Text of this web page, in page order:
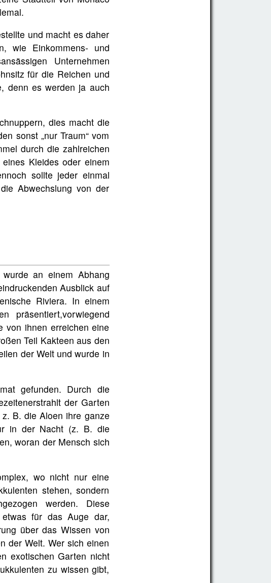
und macht es daher
wie Einkommens- und
Unternehmen
für die Reichen und
denn es werden ja auch
dies macht die
sonst „nur Traum“ vom
durch die zahlreichen
Kleides oder einem
sollte jeder einmal
Abwechslung von der
an einem Abhang
Ausblick auf
Riviera. In einem
präsentiert,vorwiegend
von ihnen erreichen eine
Teil Kakteen aus den
der Welt und wurde in
gefunden. Durch die
der Garten
B. die Aloen ihre ganze
in der Nacht (z. B. die
woran der Mensch sich
wo nicht nur eine
stehen, sondern
werden. Diese
für das Auge dar,
über das Wissen von
der Welt. Wer sich einen
exotischen Garten nicht
zu wissen gibt,